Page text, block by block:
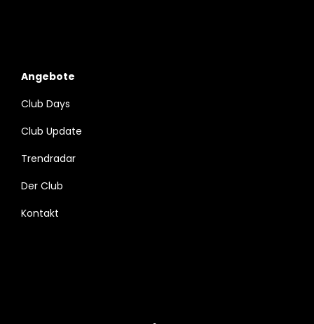
Angebote
Club Days
Club Update
Trendradar
Der Club
Kontakt